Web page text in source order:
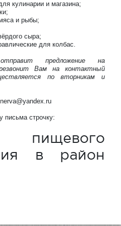
кулинарии и магазина;
и рыбы;
сыра;
для колбас.
предложение на
Вам на контактный
по вторникам и
письма строчку:
пищевого
в район